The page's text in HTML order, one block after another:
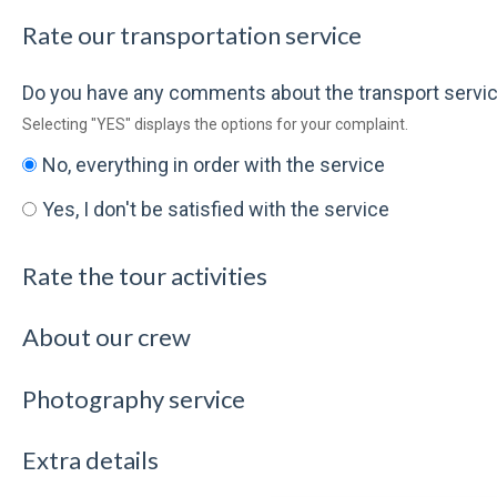
Rate our transportation service
Do you have any comments about the transport
Selecting "YES" displays the options for your complaint.
No, everything in order with the service
Yes, I don't be satisfied with the service
Rate the tour activities
About our crew
Photography service
Extra details